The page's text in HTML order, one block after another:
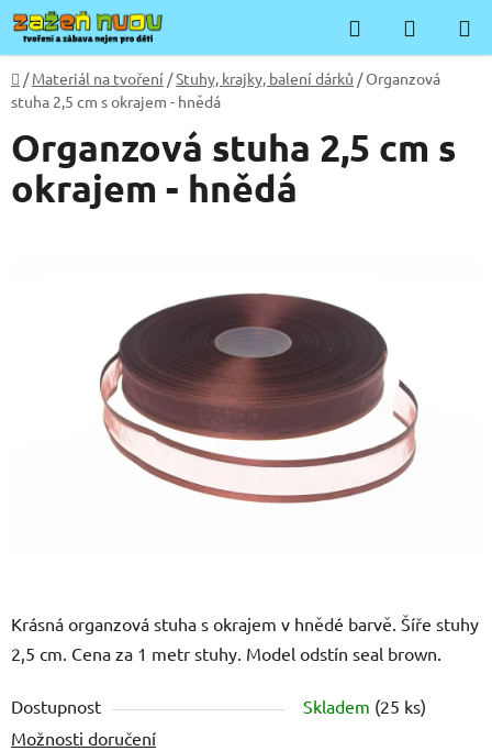
Přejít
na
obsah
Hledat
KOŠÍK
Domů
/ Materiál na tvoření /Stuhy, krajky, balení dárků /Organzová
stuha 2,5 cm s okrajem - hnědá
Krásná organzová stuha s okrajem v hnědé barvě. Šíře stuhy
2,5 cm. Cena za 1 metr stuhy. Model odstín seal brown.
Dostupnost Skladem (25 ks)
Možnosti doručení
Organzová stuha 2,5 cm s
okrajem - hnědá